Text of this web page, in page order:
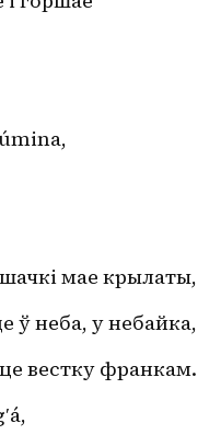
мае крылаты,
ў неба, у небайка,
вестку франкам.